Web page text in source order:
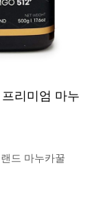
리미엄 마누
드 마누카꿀